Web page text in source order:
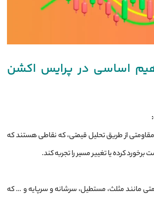
اساسی در پرایس اکشن
:
از طریق تحلیل قیمتی، که نقاطی هستند که
کرده یا تغییر مسیر را تجربه کند.
مانند مثلث، مستطیل، سرشانه و سرپایه و … که